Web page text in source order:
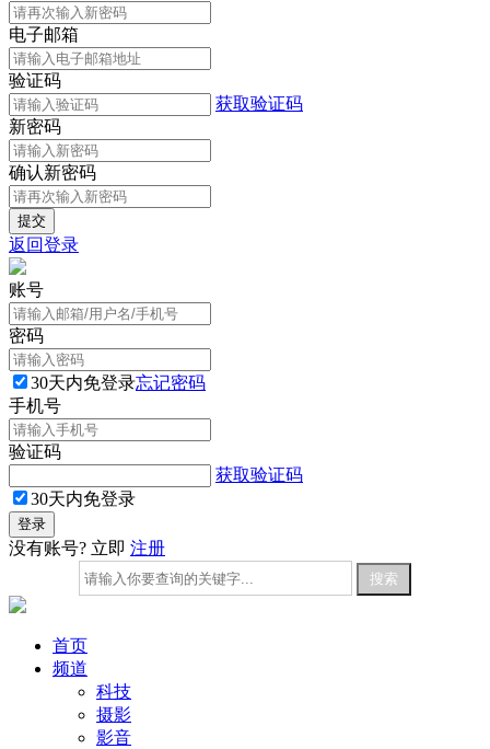
电子邮箱
验证码
获取验证码
新密码
确认新密码
返回登录
账号
密码
30天内免登录忘记密码
手机号
验证码
获取验证码
30天内免登录
没有账号? 立即 注册
首页
频道
科技
摄影
影音